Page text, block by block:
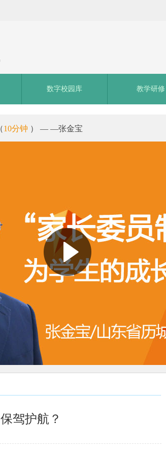
数字校园库 教学研修
10分钟 ） — —张金宝
驾护航？